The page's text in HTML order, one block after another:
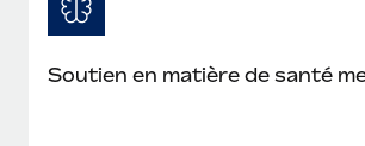
Soutien en matière de santé